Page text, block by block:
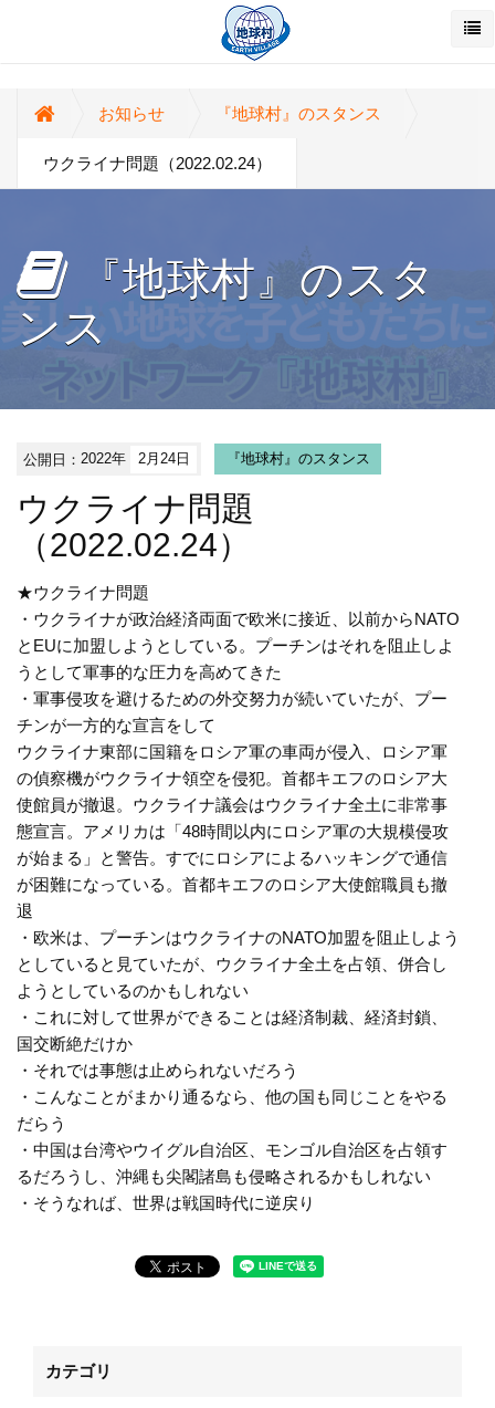
お知らせ 『地球村』のスタンス
ウクライナ問題（2022.02.24）
『地球村』のスタ
ンス
公開日：2022年 2月24日 『地球村』のスタンス
ウクライナ問題
（2022.02.24）
★ウクライナ問題
・ウクライナが政治経済両面で欧米に接近、以前からNATO
とEUに加盟しようとしている。プーチンはそれを阻止しよ
うとして軍事的な圧力を高めてきた
・軍事侵攻を避けるための外交努力が続いていたが、プー
チンが一方的な宣言をして
ウクライナ東部に国籍をロシア軍の車両が侵入、ロシア軍
の偵察機がウクライナ領空を侵犯。首都キエフのロシア大
使館員が撤退。ウクライナ議会はウクライナ全土に非常事
態宣言。アメリカは「48時間以内にロシア軍の大規模侵攻
が始まる」と警告。すでにロシアによるハッキングで通信
が困難になっている。首都キエフのロシア大使館職員も撤
退
・欧米は、プーチンはウクライナのNATO加盟を阻止しよう
としていると見ていたが、ウクライナ全土を占領、併合し
ようとしているのかもしれない
・これに対して世界ができることは経済制裁、経済封鎖、
国交断絶だけか
・それでは事態は止められないだろう
・こんなことがまかり通るなら、他の国も同じことをやる
だらう
・中国は台湾やウイグル自治区、モンゴル自治区を占領す
るだろうし、沖縄も尖閣諸島も侵略されるかもしれない
・そうなれば、世界は戦国時代に逆戻り
カテゴリ